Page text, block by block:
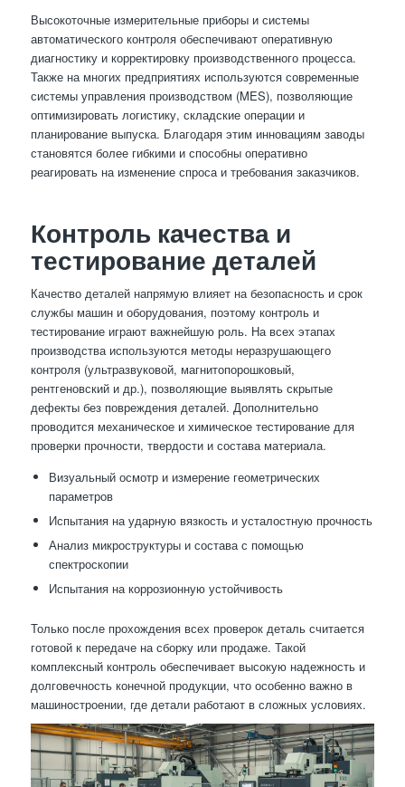
Высокоточные измерительные приборы и системы
автоматического контроля обеспечивают оперативную
диагностику и корректировку производственного процесса.
Также на многих предприятиях используются современные
системы управления производством (MES), позволяющие
оптимизировать логистику, складские операции и
планирование выпуска. Благодаря этим инновациям заводы
становятся более гибкими и способны оперативно
реагировать на изменение спроса и требования заказчиков.
Контроль качества и
тестирование деталей
Качество деталей напрямую влияет на безопасность и срок
службы машин и оборудования, поэтому контроль и
тестирование играют важнейшую роль. На всех этапах
производства используются методы неразрушающего
контроля (ультразвуковой, магнитопорошковый,
рентгеновский и др.), позволяющие выявлять скрытые
дефекты без повреждения деталей. Дополнительно
проводится механическое и химическое тестирование для
проверки прочности, твердости и состава материала.
Визуальный осмотр и измерение геометрических
параметров
Испытания на ударную вязкость и усталостную прочность
Анализ микроструктуры и состава с помощью
спектроскопии
Испытания на коррозионную устойчивость
Только после прохождения всех проверок деталь считается
готовой к передаче на сборку или продаже. Такой
комплексный контроль обеспечивает высокую надежность и
долговечность конечной продукции, что особенно важно в
машиностроении, где детали работают в сложных условиях.